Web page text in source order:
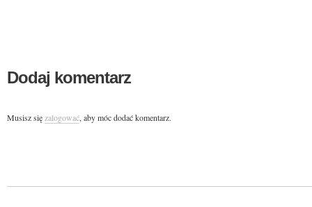
Dodaj komentarz
Musisz sięzalogować, aby móc dodać komentarz.